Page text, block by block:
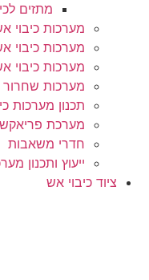
מתזים
מערכות כיבוי
מערכות כיבוי
מערכות כיבוי
מערכות שחרור
תכנון מערכות
מערכת
חדרי משאבות
ייעוץ ותכנון
ציוד כיבוי אש